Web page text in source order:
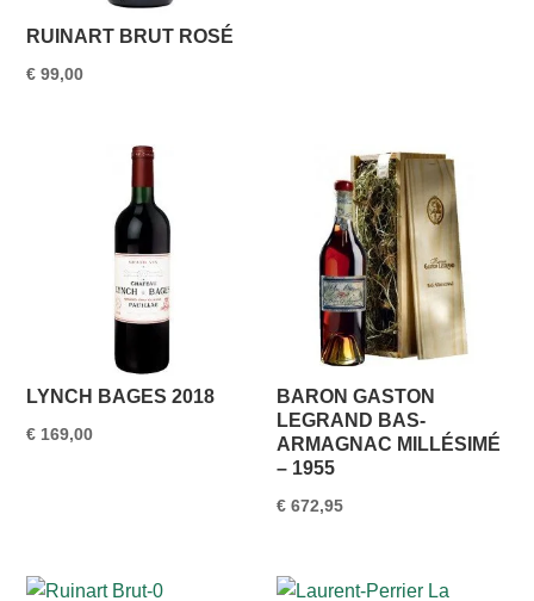
RUINART BRUT ROSÉ
€ 99,00
LYNCH BAGES 2018
€ 169,00
BARON GASTON
LEGRAND BAS-
ARMAGNAC MILLÉSIMÉ
– 1955
€ 672,95